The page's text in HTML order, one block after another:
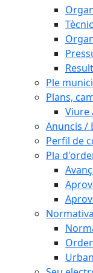
Ple
Plans,
Viure
Anuncis /
Perfil de
Pla
Normativa